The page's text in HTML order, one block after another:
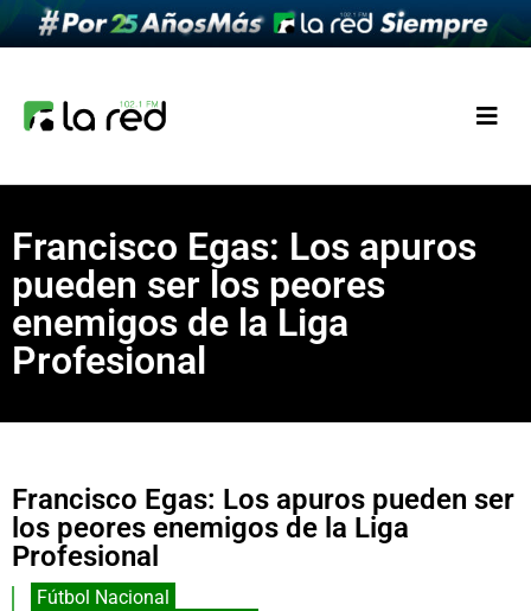
Francisco Egas: Los apuros
pueden ser los peores
enemigos de la Liga
Profesional
Francisco Egas: Los apuros pueden ser
los peores enemigos de la Liga
Profesional
Fútbol Nacional